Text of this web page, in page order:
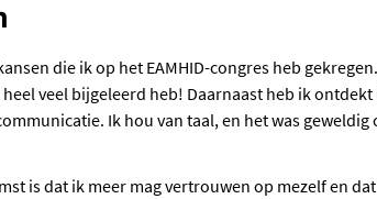
die ik op het EAMHID-congres heb
veel bijgeleerd heb! Daarnaast heb ik
Ik hou van taal, en het was geweldig
is dat ik meer mag vertrouwen op mezelf en